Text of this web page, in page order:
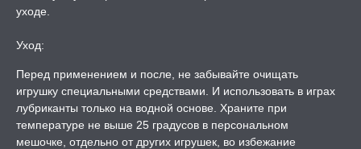
уходе.
Уход:
Перед применением и после, не забывайте очищать
игрушку специальными средствами. И использовать в играх
лубриканты только на водной основе. Храните при
температуре не выше 25 градусов в персональном
мешочке, отдельно от других игрушек, во избежание